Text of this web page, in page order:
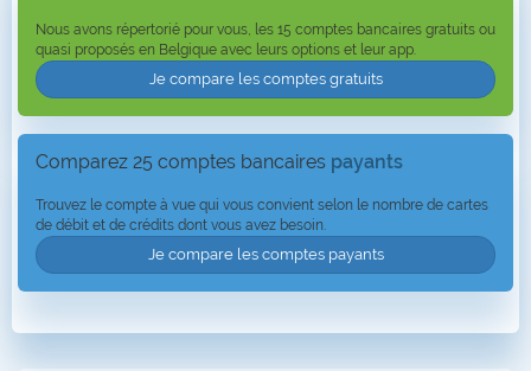
Nous avons répertorié pour vous, les 15 comptes bancaires gratuits ou
quasi proposés en Belgique avec leurs options et leur app.
Je compare les comptes gratuits
Comparez 25 comptes bancaires payants
Trouvez le compte à vue qui vous convient selon le nombre de cartes
de débit et de crédits dont vous avez besoin.
Je compare les comptes payants